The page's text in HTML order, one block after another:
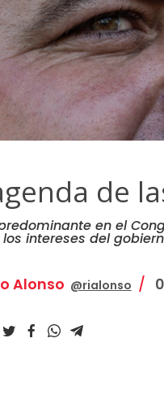
de
en el
intereses del
Alonso @rialonso